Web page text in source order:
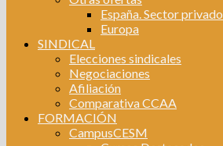
España. Sector privado
Europa
SINDICAL
Elecciones sindicales
Negociaciones
Afiliación
Comparativa CCAA
FORMACIÓN
CampusCESM